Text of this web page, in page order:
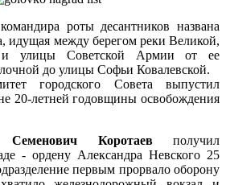
роты десантников названа
идущая между берегом реки Великой,
и улицы Советской Армии от ее
до улицы Софьи Ковалевской.
городского Совета выпустил
20-летней годовщины освобождения
Семенович Коротаевполучил
- ордену Александра Невского 25
первым прорвало оборону